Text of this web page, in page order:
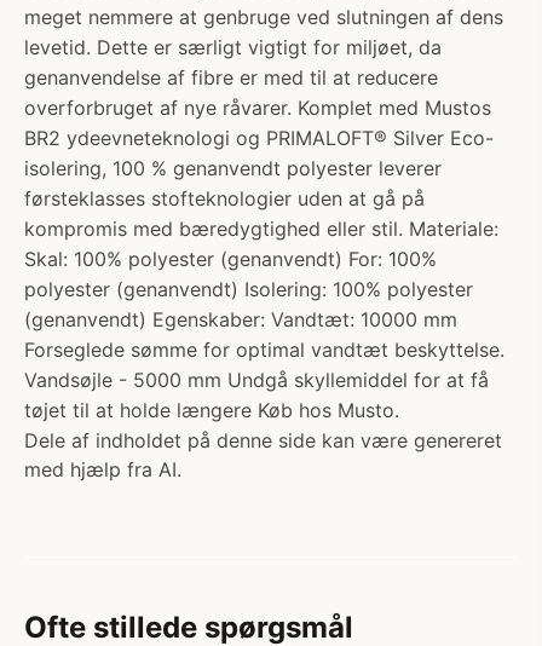
meget nemmere at genbruge ved slutningen af dens
levetid. Dette er særligt vigtigt for miljøet, da
genanvendelse af fibre er med til at reducere
overforbruget af nye råvarer. Komplet med Mustos
BR2 ydeevneteknologi og PRIMALOFT® Silver Eco-
isolering, 100 % genanvendt polyester leverer
førsteklasses stofteknologier uden at gå på
kompromis med bæredygtighed eller stil. Materiale:
Skal: 100% polyester (genanvendt) For: 100%
polyester (genanvendt) Isolering: 100% polyester
(genanvendt) Egenskaber: Vandtæt: 10000 mm
Forseglede sømme for optimal vandtæt beskyttelse.
Vandsøjle - 5000 mm Undgå skyllemiddel for at få
tøjet til at holde længere Køb hos Musto.
Dele af indholdet på denne side kan være genereret
med hjælp fra AI.
Ofte stillede spørgsmål